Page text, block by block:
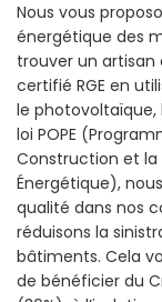
Nous vous
énergétique des
trouver un artisan
certifié RGE en
le photovoltaïque,
loi POPE
Construction et la
Énergétique),
qualité dans nos
réduisons la
bâtiments. Cela
de bénéficier du